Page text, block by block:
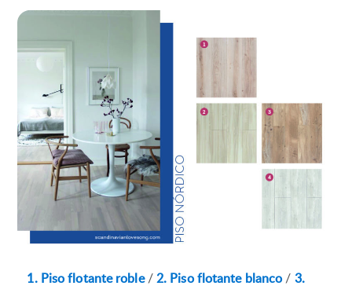
1. Piso flotante roble / 2. Piso flotante blanco / 3.